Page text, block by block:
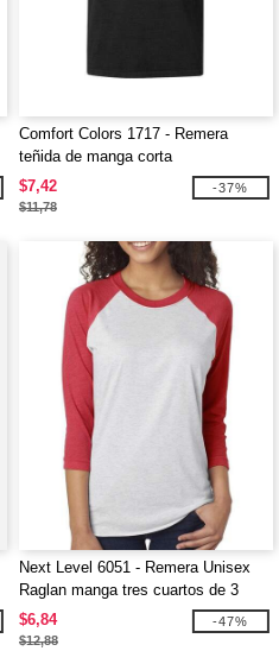
Comfort Colors 1717 - Remera
teñida de manga corta
$7,42
$11,78
-37%
Next Level 6051 - Remera Unisex
Raglan manga tres cuartos de 3
telas
$6,84
$12,88
-47%